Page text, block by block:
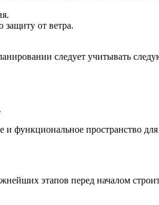
защиту от ветра.
следует учитывать
функциональное пространство
этапов перед началом